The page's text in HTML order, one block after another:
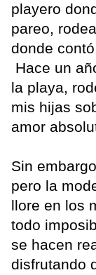
playero
pareo,
donde
Hace un
la playa,
mis hijas
amor
Sin
pero la
llore en los
todo
se hacen
disfrutando